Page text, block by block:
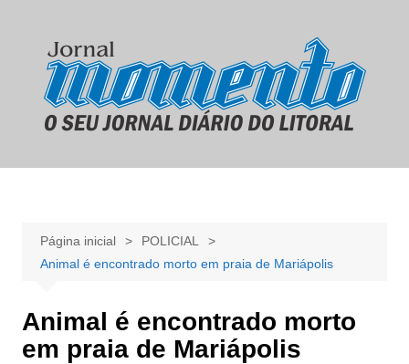
conteúdo
Página inicial
POLICIAL
Animal é encontrado morto em praia de Mariápolis
Animal é encontrado morto
em praia de Mariápolis